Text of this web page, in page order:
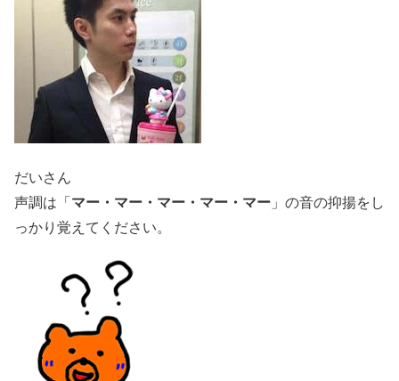
だいさん
声調は「マー・マー・マー・マー・マー 」の音の抑揚をし
っかり覚えてください。